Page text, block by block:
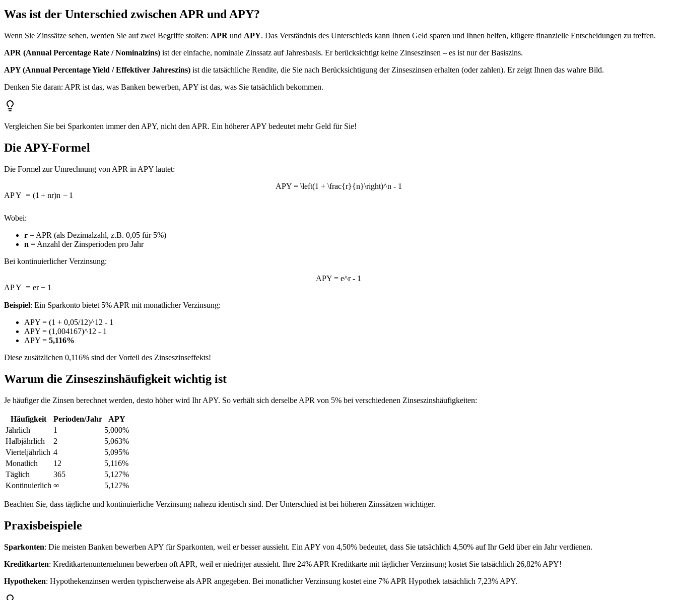
Was ist der Unterschied zwischen APR und APY?
Wenn Sie Zinssätze sehen, werden Sie auf zwei Begriffe stoßen: APR und APY. Das Verständnis des Unterschieds kann Ihnen Geld sparen und Ihnen helfen, klügere finanzielle Entscheidungen zu treffen.
APR (Annual Percentage Rate / Nominalzins) ist der einfache, nominale Zinssatz auf Jahresbasis. Er berücksichtigt keine Zinseszinsen – es ist nur der Basiszins.
APY (Annual Percentage Yield / Effektiver Jahreszins) ist die tatsächliche Rendite, die Sie nach Berücksichtigung der Zinseszinsen erhalten (oder zahlen). Er zeigt Ihnen das wahre Bild.
Denken Sie daran: APR ist das, was Banken bewerben, APY ist das, was Sie tatsächlich bekommen.
Vergleichen Sie bei Sparkonten immer den APY, nicht den APR. Ein höherer APY bedeutet mehr Geld für Sie!
Die APY-Formel
Die Formel zur Umrechnung von APR in APY lautet:
APY = \left(1 + \frac{r}{n}\right)^n - 1
APY = (1 + nr)n − 1
Wobei:
r = APR (als Dezimalzahl, z.B. 0,05 für 5%)
n = Anzahl der Zinsperioden pro Jahr
Bei kontinuierlicher Verzinsung:
APY = e^r - 1
APY = er − 1
Beispiel: Ein Sparkonto bietet 5% APR mit monatlicher Verzinsung:
APY = (1 + 0,05/12)^12 - 1
APY = (1,004167)^12 - 1
APY = 5,116%
Diese zusätzlichen 0,116% sind der Vorteil des Zinseszinseffekts!
Warum die Zinseszinshäufigkeit wichtig ist
Je häufiger die Zinsen berechnet werden, desto höher wird Ihr APY. So verhält sich derselbe APR von 5% bei verschiedenen Zinseszinshäufigkeiten:
Häufigkeit Perioden/Jahr
APY
Jährlich
1
5,000%
Halbjährlich
2
5,063%
Vierteljährlich 4
5,095%
Monatlich
12
5,116%
Täglich
365
5,127%
Kontinuierlich ∞ 5,127%
Beachten Sie, dass tägliche und kontinuierliche Verzinsung nahezu identisch sind. Der Unterschied ist bei höheren Zinssätzen wichtiger.
Praxisbeispiele
Sparkonten: Die meisten Banken bewerben APY für Sparkonten, weil er besser aussieht. Ein APY von 4,50% bedeutet, dass Sie tatsächlich 4,50% auf Ihr Geld über ein Jahr verdienen.
Kreditkarten: Kreditkartenunternehmen bewerben oft APR, weil er niedriger aussieht. Ihre 24% APR Kreditkarte mit täglicher Verzinsung kostet Sie tatsächlich 26,82% APY!
Hypotheken: Hypothekenzinsen werden typischerweise als APR angegeben. Bei monatlicher Verzinsung kostet eine 7% APR Hypothek tatsächlich 7,23% APY.